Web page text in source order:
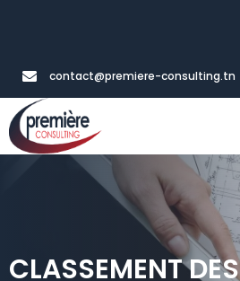
contact@premiere-consulting.tn
CLASSEMENT DES